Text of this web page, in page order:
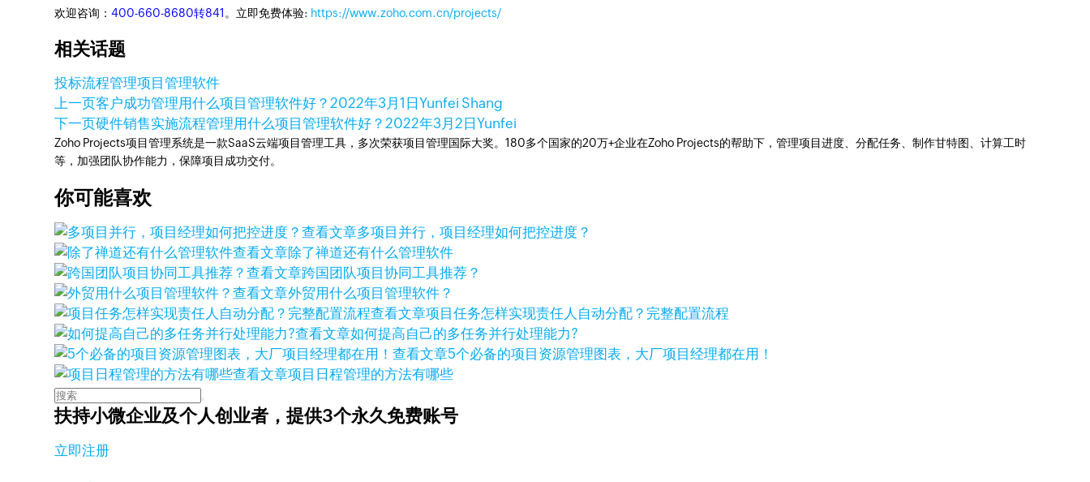
欢迎咨询：400-660-8680转841 。立即免费体验: https://www.zoho.com.cn/projects/
相关话题
投标流程管理项目管理软件
上一页客户成功管理用什么项目管理软件好？2022年3月1日Yunfei Shang
下一页硬件销售实施流程管理用什么项目管理软件好？2022年3月2日Yunfei
Zoho Projects项目管理系统是一款SaaS云端项目管理工具，多次荣获项目管理国际大奖。180多个国家的20万+企业在Zoho Projects的帮助下，管理项目进度、分配任务、制作甘特图、计算工时
等，加强团队协作能力，保障项目成功交付。
你可能喜欢
查看文章多项目并行，项目经理如何把控进度？
查看文章除了禅道还有什么管理软件
查看文章跨国团队项目协同工具推荐？
查看文章外贸用什么项目管理软件？
查看文章项目任务怎样实现责任人自动分配？完整配置流程
查看文章如何提高自己的多任务并行处理能力?
查看文章5个必备的项目资源管理图表，大厂项目经理都在用！
查看文章项目日程管理的方法有哪些
扶持小微企业及个人创业者，提供3个永久免费账号
立即注册